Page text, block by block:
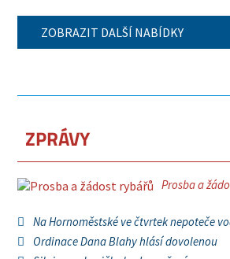
ZOBRAZIT DALŠÍ NABÍDKY
ZPRÁVY
Prosba a
Na Hornoměstské ve čtvrtek nepoteče
Ordinace Dana Blahy hlásí dovolenou